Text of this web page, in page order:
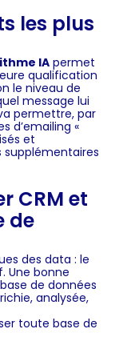
les plus
IA permet
qualification
le niveau de
message lui
permettre, par
d’emailing «
et
CRM et
de
des data : le
Une bonne
de données
analysée,
toute base de